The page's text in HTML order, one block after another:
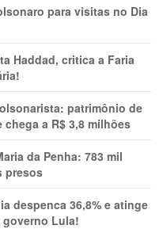
para visitas no Dia
Haddad, critica a Faria
patrimônio de
chega a R$ 3,8 milhões
da Penha: 783 mil
presos
despenca 36,8% e atinge
governo Lula!